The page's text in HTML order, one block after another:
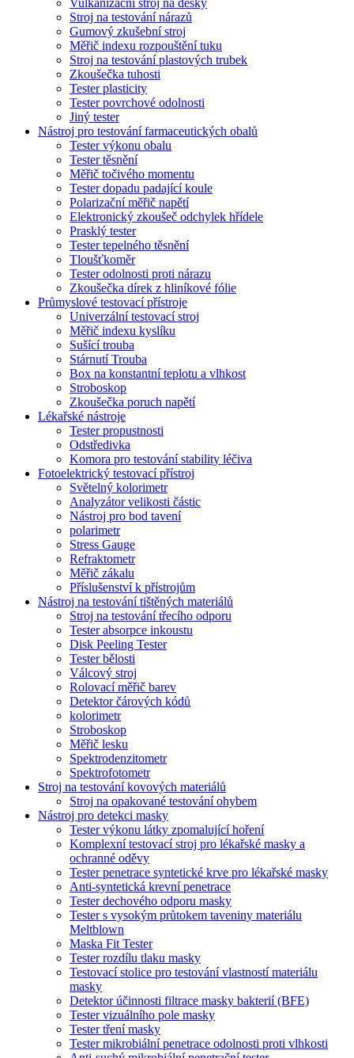
Stroj na testování nárazů
Gumový zkušební stroj
Měřič indexu rozpouštění tuku
Stroj na testování plastových trubek
Zkoušečka tuhosti
Tester plasticity
Tester povrchové odolnosti
Jiný tester
Nástroj pro testování farmaceutických obalů
Tester výkonu obalu
Tester těsnění
Měřič točivého momentu
Tester dopadu padající koule
Polarizační měřič napětí
Elektronický zkoušeč odchylek hřídele
Prasklý tester
Tester tepelného těsnění
Tloušťkoměr
Tester odolnosti proti nárazu
Zkoušečka dírek z hliníkové fólie
Průmyslové testovací přístroje
Univerzální testovací stroj
Měřič indexu kyslíku
Sušící trouba
Stárnutí Trouba
Box na konstantní teplotu a vlhkost
Stroboskop
Zkoušečka poruch napětí
Lékařské nástroje
Tester propustnosti
Odstředivka
Komora pro testování stability léčiva
Fotoelektrický testovací přístroj
Světelný kolorimetr
Analyzátor velikosti částic
Nástroj pro bod tavení
polarimetr
Stress Gauge
Refraktometr
Měřič zákalu
Příslušenství k přístrojům
Nástroj na testování tištěných materiálů
Stroj na testování třecího odporu
Tester absorpce inkoustu
Disk Peeling Tester
Tester bělosti
Válcový stroj
Rolovací měřič barev
Detektor čárových kódů
kolorimetr
Stroboskop
Měřič lesku
Spektrodenzitometr
Spektrofotometr
Stroj na testování kovových materiálů
Stroj na opakované testování ohybem
Nástroj pro detekci masky
Tester výkonu látky zpomalující hoření
Komplexní testovací stroj pro lékařské masky a
ochranné oděvy
Tester penetrace syntetické krve pro lékařské masky
Anti-syntetická krevní penetrace
Tester dechového odporu masky
Tester s vysokým průtokem taveniny materiálu
Meltblown
Maska Fit Tester
Tester rozdílu tlaku masky
Testovací stolice pro testování vlastností materiálu
masky
Detektor účinnosti filtrace masky bakterií (BFE)
Tester vizuálního pole masky
Tester tření masky
Tester mikrobiální penetrace odolnosti proti vlhkosti